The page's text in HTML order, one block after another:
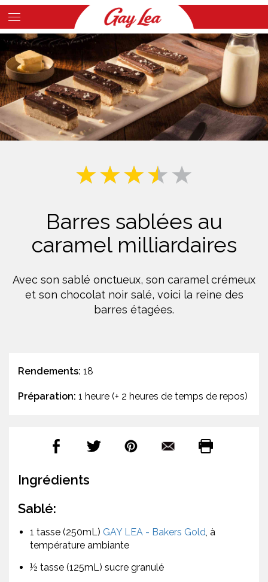
Skip
to
main
content
Main
Content
Barres sablées au
caramel milliardaires
Avec son sablé onctueux, son caramel crémeux
et son chocolat noir salé, voici la reine des
barres étagées.
Rendements: 18
Préparation: 1 heure (+ 2 heures de temps de repos)
Ingrédients
Sablé:
1 tasse (250mL) GAY LEA - Bakers Gold, à
température ambiante
½ tasse (125mL) sucre granulé